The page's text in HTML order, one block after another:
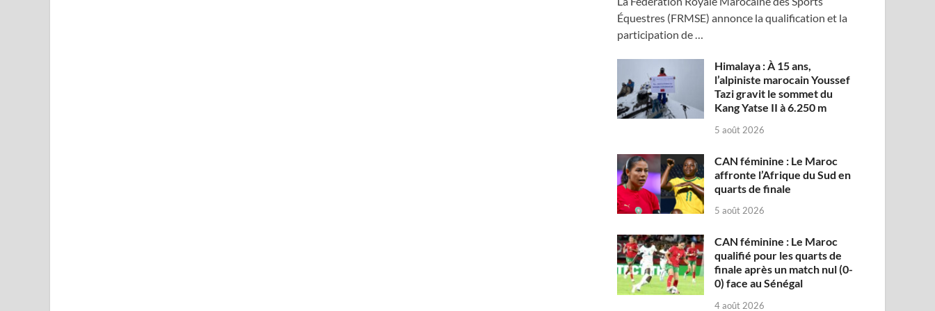
Équestres (FRMSE) annonce la qualification et la
participation de …
Himalaya : À 15 ans,
l’alpiniste marocain Youssef
Tazi gravit le sommet du
Kang Yatse II à 6.250 m
5 août 2026
CAN féminine : Le Maroc
affronte l’Afrique du Sud en
quarts de finale
5 août 2026
CAN féminine : Le Maroc
qualifié pour les quarts de
finale après un match nul (0-
0) face au Sénégal
4 août 2026